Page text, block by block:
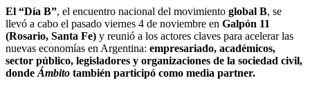
El “Día B”, el encuentro nacional del movimiento global B, se
llevó a cabo el pasado viernes 4 de noviembre en Galpón 11
(Rosario, Santa Fe) y reunió a los actores claves para acelerar las
nuevas economías en Argentina: empresariado, académicos,
sector público, legisladores y organizaciones de la sociedad civil,
donde Ámbito también participó como media partner.